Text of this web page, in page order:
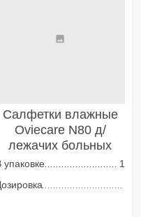
Салфетки влажные
Oviecare N80 д/
лежачих больных
упаковке
1